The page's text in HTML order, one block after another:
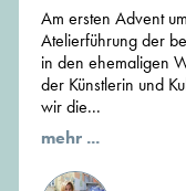
Am ersten Advent
Atelierführung der
in den ehemaligen
der Künstlerin und
wir die...
mehr ...